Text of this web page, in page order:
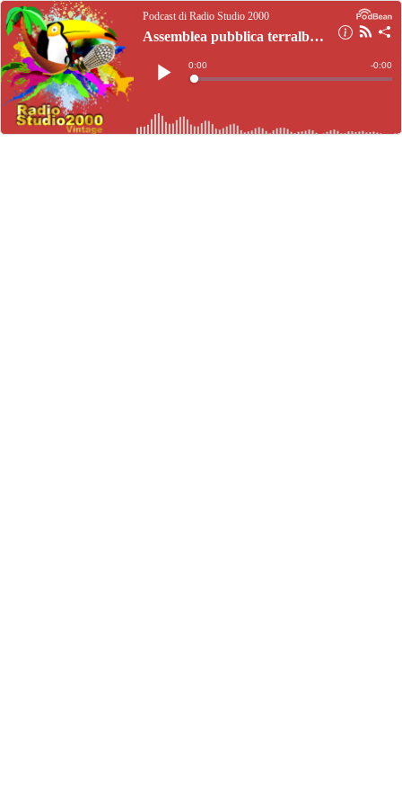
Podcast di Radio Studio 2000
Assemblea pubblica terralbese del 5 Luglio 2024
Current
Time
0:00
Loaded:
Time
-0:00